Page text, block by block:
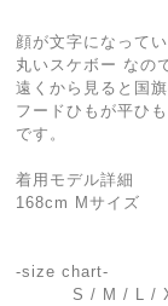
顔が文字になって
丸いスケボー なの
遠くから見ると国
フードひもが平ひ
です。
着用モデル詳細
168cm Mサイズ
-size chart-
S / M / L /